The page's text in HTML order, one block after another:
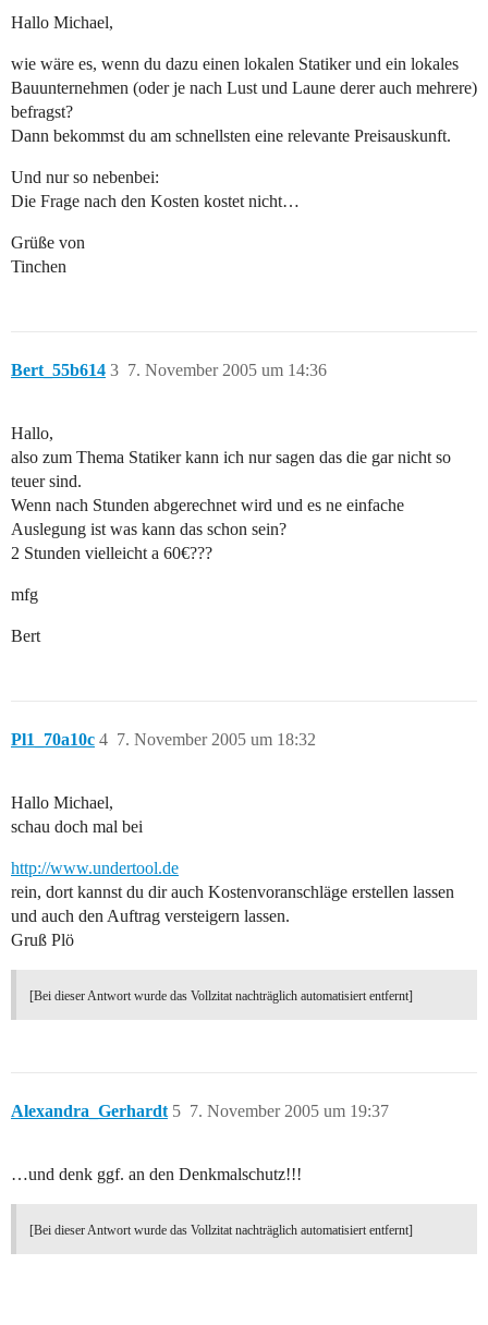
Hallo Michael,
wie wäre es, wenn du dazu einen lokalen Statiker und ein lokales
Bauunternehmen (oder je nach Lust und Laune derer auch mehrere)
befragst?
Dann bekommst du am schnellsten eine relevante Preisauskunft.
Und nur so nebenbei:
Die Frage nach den Kosten kostet nicht…
Grüße von
Tinchen
Bert_55b614 7. November 2005 um 14:36
3
Hallo,
also zum Thema Statiker kann ich nur sagen das die gar nicht so
teuer sind.
Wenn nach Stunden abgerechnet wird und es ne einfache
Auslegung ist was kann das schon sein?
2 Stunden vielleicht a 60€???
mfg
Bert
Pl1_70a10c 7. November 2005 um 18:32
4
Hallo Michael,
schau doch mal bei
http://www.undertool.de
rein, dort kannst du dir auch Kostenvoranschläge erstellen lassen
und auch den Auftrag versteigern lassen.
Gruß Plö
[Bei dieser Antwort wurde das Vollzitat nachträglich automatisiert entfernt]
Alexandra_Gerhardt 7. November 2005 um 19:37
5
…und denk ggf. an den Denkmalschutz!!!
[Bei dieser Antwort wurde das Vollzitat nachträglich automatisiert entfernt]